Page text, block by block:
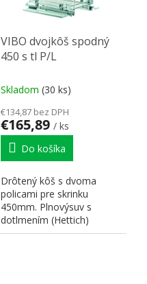
VIBO dvojkôš spodný
450 s tl P/L
Skladom (30 ks)
€134,87 bez DPH
€165,89 / ks
Do košíka
Drôtený kôš s dvoma
policami pre skrinku
450mm. Plnovýsuv s
dotlmením (Hettich)
pravoľavý. Rozmery: